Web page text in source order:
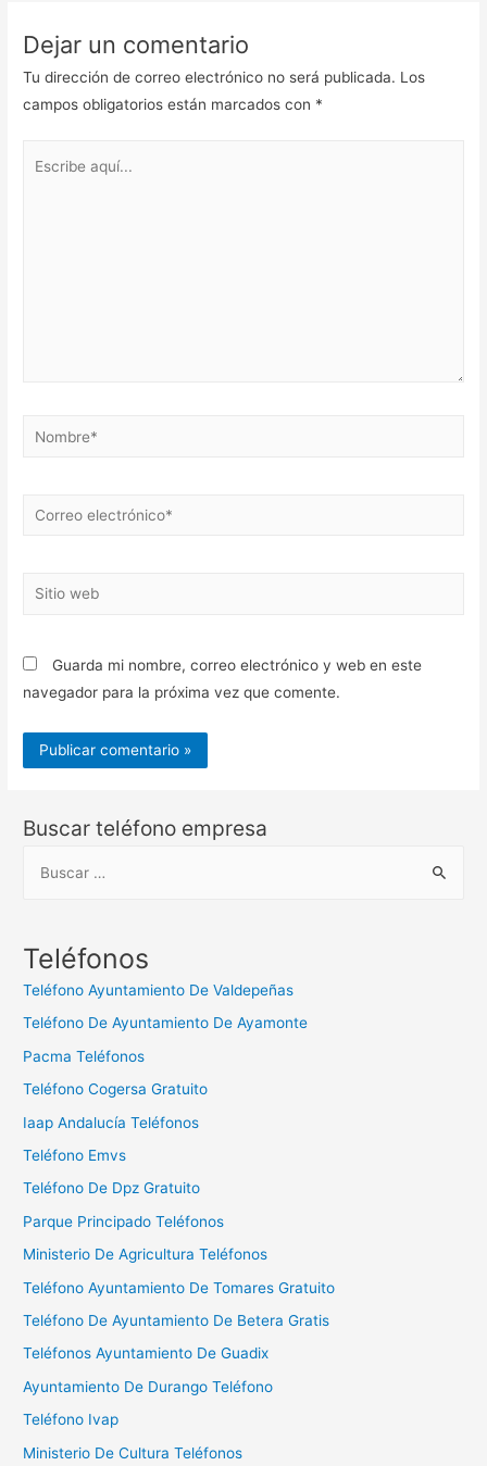
Dejar un comentario
Tu dirección de correo electrónico no será publicada. Los
campos obligatorios están marcados con *
Nombre*
Correo
Sitio
Guarda mi nombre, correo electrónico y web en este
navegador para la próxima vez que comente.
Buscar teléfono empresa
c
Teléfonos
Teléfono Ayuntamiento De Valdepeñas
Teléfono De Ayuntamiento De Ayamonte
Pacma Teléfonos
Teléfono Cogersa Gratuito
Iaap Andalucía Teléfonos
Teléfono Emvs
Teléfono De Dpz Gratuito
Parque Principado Teléfonos
Ministerio De Agricultura Teléfonos
Teléfono Ayuntamiento De Tomares Gratuito
Teléfono De Ayuntamiento De Betera Gratis
Teléfonos Ayuntamiento De Guadix
Ayuntamiento De Durango Teléfono
Teléfono Ivap
Ministerio De Cultura Teléfonos